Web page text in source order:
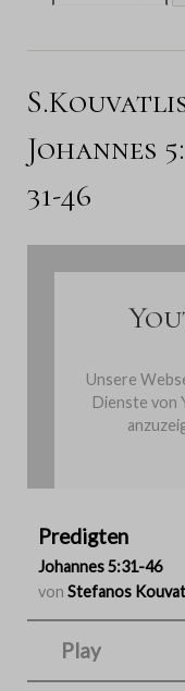
Johannes 5:
31-46
Unsere
Dienste von
Predigten
Johannes 5:31-46
von Stefanos
Play